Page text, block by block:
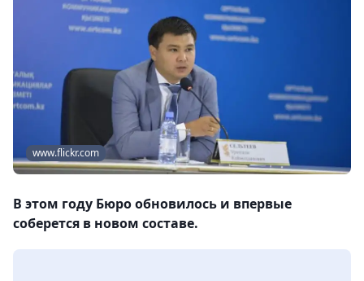
www.flickr.com
В этом году Бюро обновилось и впервые
соберется в новом составе.